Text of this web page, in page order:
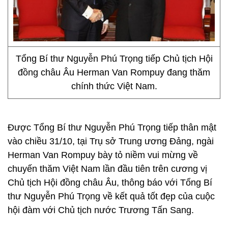
Tổng Bí thư Nguyễn Phú Trọng tiếp Chủ tịch Hội
đồng châu Âu Herman Van Rompuy đang thăm
chính thức Việt Nam.
Được Tổng Bí thư Nguyễn Phú Trọng tiếp thân mật
vào chiều 31/10, tại Trụ sở Trung ương Đảng, ngài
Herman Van Rompuy bày tỏ niềm vui mừng về
chuyến thăm Việt Nam lần đầu tiên trên cương vị
Chủ tịch Hội đồng châu Âu, thông báo với Tổng Bí
thư Nguyễn Phú Trọng về kết quả tốt đẹp của cuộc
hội đàm với Chủ tịch nước Trương Tấn Sang.